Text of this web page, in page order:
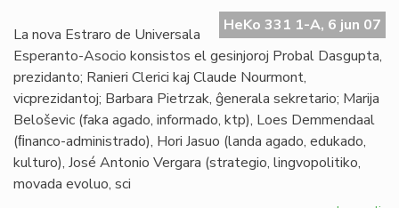
HeKo 331 1-A, 6 jun 07
La nova Estraro de Universala
Esperanto-Asocio konsistos el gesinjoroj Probal Dasgupta,
prezidanto; Ranieri Clerici kaj Claude Nourmont,
vicprezidantoj; Barbara Pietrzak, ĝenerala sekretario; Marija
Beloševic (faka agado, informado, ktp), Loes Demmendaal
(ﬁnanco-administrado), Hori Jasuo (landa agado, edukado,
kulturo), José Antonio Vergara (strategio, lingvopolitiko,
movada evoluo, sci